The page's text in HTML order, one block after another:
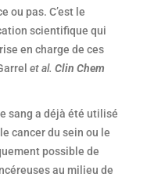
ou pas. C’est le
scientifique qui
en charge de ces
et al. Clin Chem
sang a déjà été utilisé
cancer du sein ou le
possible de
au milieu de